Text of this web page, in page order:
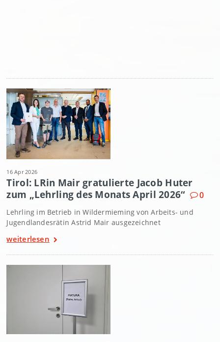
16 Apr 2026
Tirol: LRin Mair gratulierte Jacob Huter
zum „Lehrling des Monats April 2026“
0
Lehrling im Betrieb in Wildermieming von Arbeits- und
Jugendlandesrätin Astrid Mair ausgezeichnet
weiterlesen